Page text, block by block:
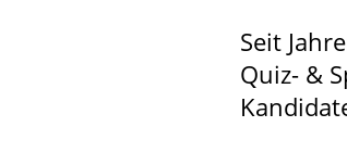
Seit
Quiz- &